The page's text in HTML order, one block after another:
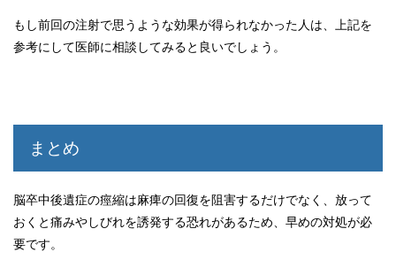
もし前回の注射で思うような効果が得られなかった人は、上記を
参考にして医師に相談してみると良いでしょう。
まとめ
脳卒中後遺症の痙縮は麻痺の回復を阻害するだけでなく、放って
おくと痛みやしびれを誘発する恐れがあるため、早めの対処が必
要です。